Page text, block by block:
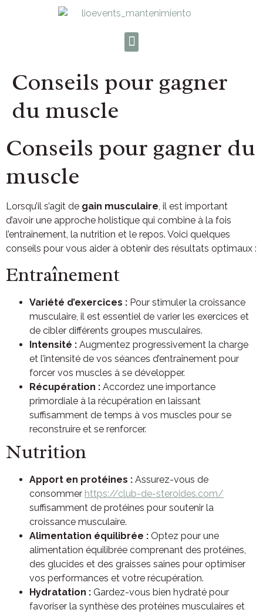
Conseils pour gagner
du muscle
Conseils pour gagner du
muscle
Lorsqu’il s’agit de gain musculaire, il est important
d’avoir une approche holistique qui combine à la fois
l’entraînement, la nutrition et le repos. Voici quelques
conseils pour vous aider à obtenir des résultats optimaux :
Entraînement
Variété d’exercices : Pour stimuler la croissance
musculaire, il est essentiel de varier les exercices et
de cibler différents groupes musculaires.
Intensité : Augmentez progressivement la charge
et l’intensité de vos séances d’entraînement pour
forcer vos muscles à se développer.
Récupération : Accordez une importance
primordiale à la récupération en laissant
suffisamment de temps à vos muscles pour se
reconstruire et se renforcer.
Nutrition
Apport en protéines : Assurez-vous de
consommer https://club-de-steroides.com/
suffisamment de protéines pour soutenir la
croissance musculaire.
Alimentation équilibrée : Optez pour une
alimentation équilibrée comprenant des protéines,
des glucides et des graisses saines pour optimiser
vos performances et votre récupération.
Hydratation : Gardez-vous bien hydraté pour
favoriser la synthèse des protéines musculaires et